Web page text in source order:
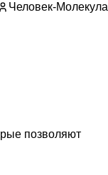
Человек-Молекула
позволяют